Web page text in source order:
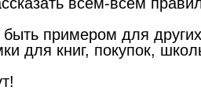
примером для
для книг, покупок,